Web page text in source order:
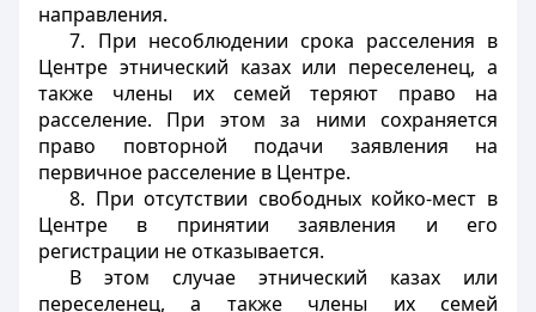
направления.
7. При несоблюдении срока расселения в
Центре этнический казах или переселенец, а
также члены их семей теряют право на
расселение. При этом за ними сохраняется
право повторной подачи заявления на
первичное расселение в Центре.
8. При отсутствии свободных койко-мест в
Центре в принятии заявления и его
регистрации не отказывается.
В этом случае этнический казах или
переселенец, а также члены их семей